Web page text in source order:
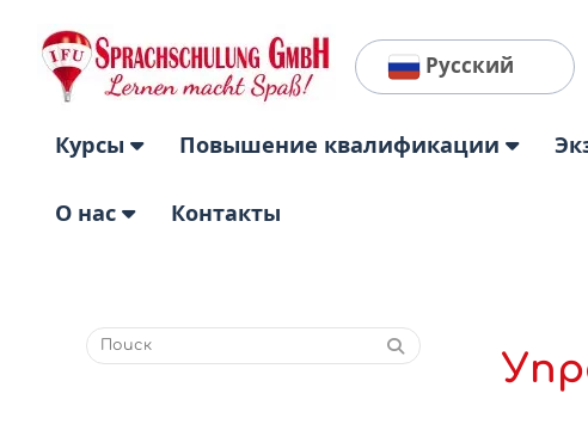
Русский
Курсы Повышение квалификации
О нас Контакты